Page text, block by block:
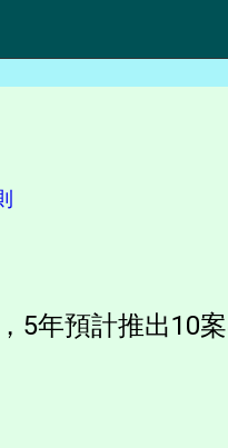
5年預計推出10